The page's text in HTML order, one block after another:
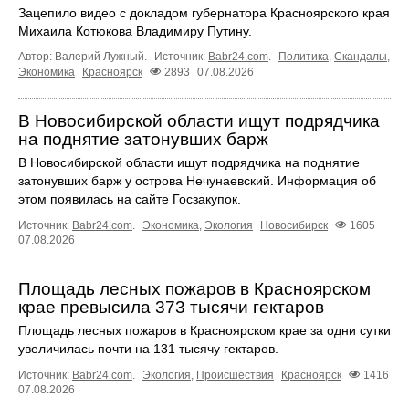
Зацепило видео с докладом губернатора Красноярского края
Михаила Котюкова Владимиру Путину.
Автор: Валерий Лужный. Источник: Babr24.com Политика Скандалы
Экономика
Красноярск 2893 07.08.2026
В Новосибирской области ищут подрядчика
на поднятие затонувших барж
В Новосибирской области ищут подрядчика на поднятие
затонувших барж у острова Нечунаевский. Информация об
этом появилась на сайте Госзакупок.
Источник: Babr24.com Экономика Экология Новосибирск
1605
07.08.2026
Площадь лесных пожаров в Красноярском
крае превысила 373 тысячи гектаров
Площадь лесных пожаров в Красноярском крае за одни сутки
увеличилась почти на 131 тысячу гектаров.
Источник: Babr24.com. Экология, Происшествия Красноярск
1416
07.08.2026